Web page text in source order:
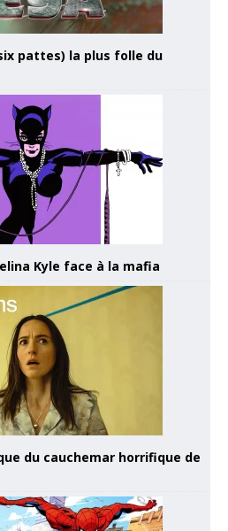
pattes) la plus folle du
Kyle face à la mafia
du cauchemar horrifique de